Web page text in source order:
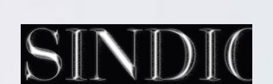
EL SINDICAL
Periodismo Inteligente